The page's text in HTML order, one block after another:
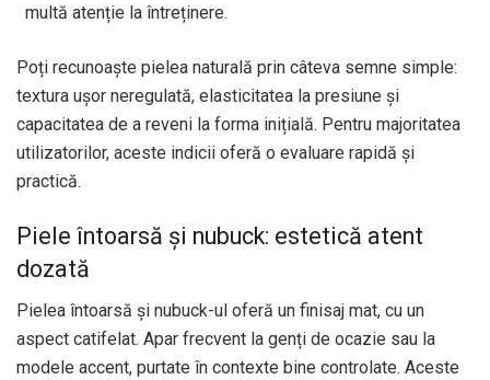
multă atenție la întreținere.
Poți recunoaște pielea naturală prin câteva semne simple:
textura ușor neregulată, elasticitatea la presiune și
capacitatea de a reveni la forma inițială. Pentru majoritatea
utilizatorilor, aceste indicii oferă o evaluare rapidă și
practică.
Piele întoarsă și nubuck: estetică atent
dozată
Pielea întoarsă și nubuck-ul oferă un finisaj mat, cu un
aspect catifelat. Apar frecvent la genți de ocazie sau la
modele accent, purtate în contexte bine controlate. Aceste